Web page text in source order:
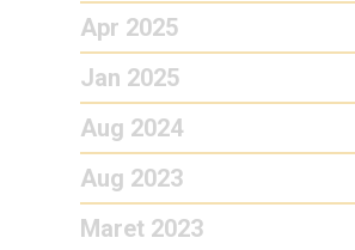
Apr 2025
Jan 2025
Aug 2024
Aug 2023
Maret 2023